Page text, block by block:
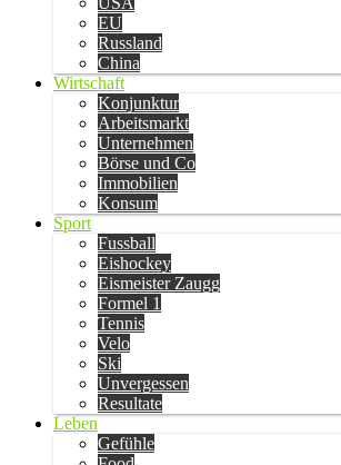
EU
Russland
China
Wirtschaft
Konjunktur
Arbeitsmarkt
Unternehmen
Börse und Co
Immobilien
Konsum
Sport
Fussball
Eishockey
Eismeister Zaugg
Formel 1
Tennis
Velo
Ski
Unvergessen
Resultate
Leben
Gefühle